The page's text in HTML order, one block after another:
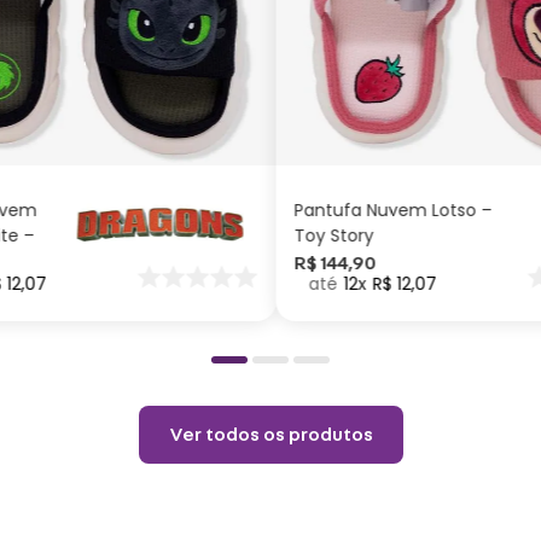
–
12,07
G M
ADICIONAR AO
Pantufa Nuvem Lotso –
Toy Story
R$ 144,90
12 R$ 12,07
G P
ADICIONAR AO
Ver todos os produtos